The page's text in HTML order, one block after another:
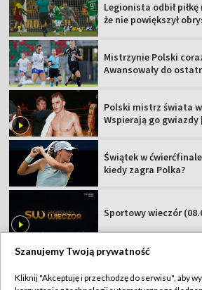
Legionista odbił piłkę
że nie powiększył
Mistrzynie Polski
Awansowały do
Polski mistrz świata
Wspierają go gwiazdy
Świątek w
kiedy zagra Polka?
Sportowy wieczór
Szanujemy Twoją prywatność
Kliknij "Akceptuję i przechodzę do serwisu", aby